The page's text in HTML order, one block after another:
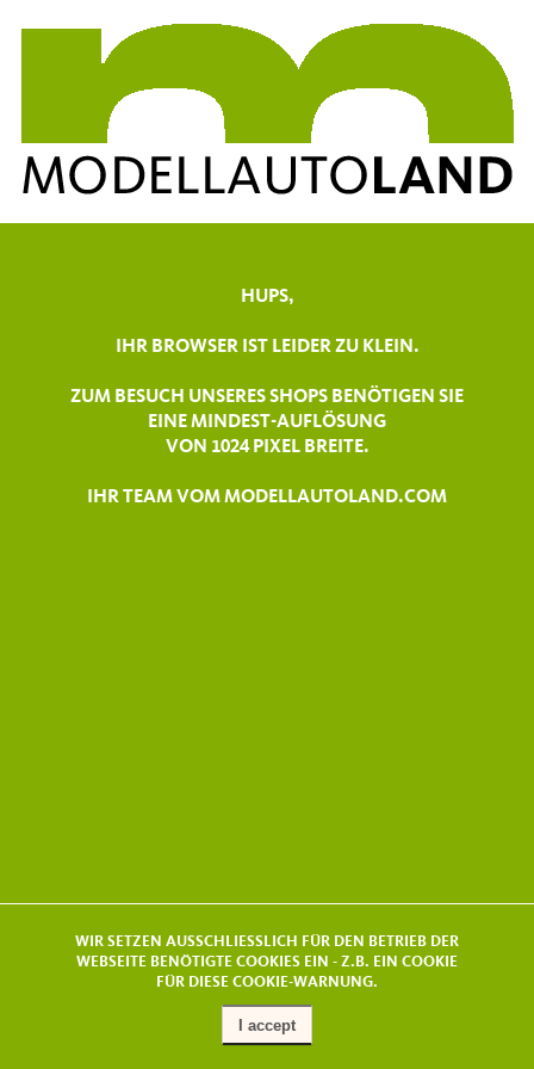
HUPS,
IHR BROWSER IST LEIDER ZU KLEIN.
ZUM BESUCH UNSERES SHOPS BENÖTIGEN SIE
EINE MINDEST-AUFLÖSUNG
VON 1024 PIXEL BREITE.
IHR TEAM VOM MODELLAUTOLAND.COM
WIR SETZEN AUSSCHLIESSLICH FÜR DEN BETRIEB DER
WEBSEITE BENÖTIGTE COOKIES EIN - Z.B. EIN COOKIE
FÜR DIESE COOKIE-WARNUNG.
I accept